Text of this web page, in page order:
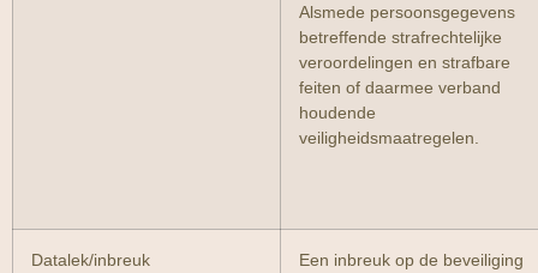
Alsmede persoonsgegevens
betreffende strafrechtelijke
veroordelingen en strafbare
feiten of daarmee verband
houdende
veiligheidsmaatregelen.
Datalek/inbreuk
Een inbreuk op de beveiliging